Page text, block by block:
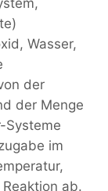
Wasser,
der
der Menge
Systeme
im
ab.